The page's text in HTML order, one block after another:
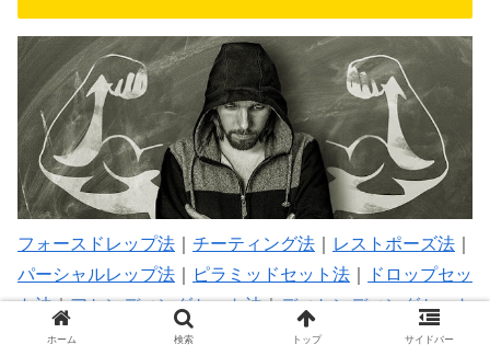
フォースドレップ法 チーティング法 レストポーズ法
パーシャルレップ法
ピラミッドセット法
ドロップセッ
ト法｜アセンディングセット法｜ディセンディングセット
｜スーパーセット法｜ コンパウンドセット法 トライセ
ホーム 検索 トップ サイドバー